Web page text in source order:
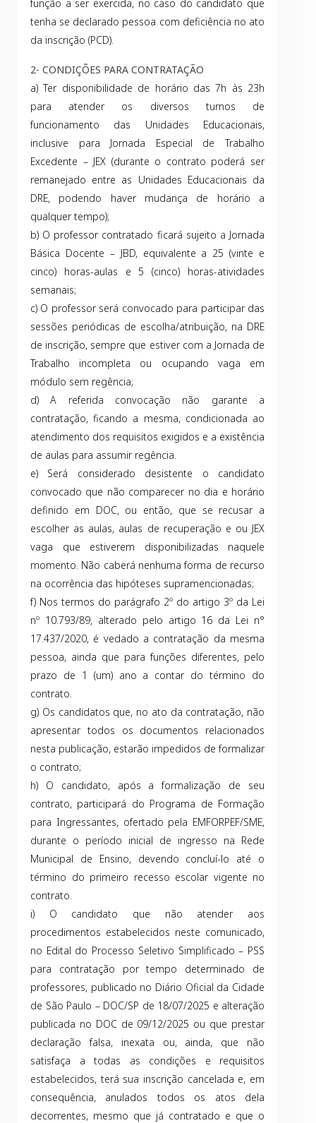
função a ser exercida, no caso do candidato que
tenha se declarado pessoa com deficiência no ato
da inscrição (PCD).
2- CONDIÇÕES PARA CONTRATAÇÃO
a) Ter disponibilidade de horário das 7h às 23h
para atender os diversos turnos de
funcionamento das Unidades Educacionais,
inclusive para Jornada Especial de Trabalho
Excedente – JEX (durante o contrato poderá ser
remanejado entre as Unidades Educacionais da
DRE, podendo haver mudança de horário a
qualquer tempo);
b) O professor contratado ficará sujeito a Jornada
Básica Docente – JBD, equivalente a 25 (vinte e
cinco) horas-aulas e 5 (cinco) horas-atividades
semanais;
c) O professor será convocado para participar das
sessões periódicas de escolha/atribuição, na DRE
de inscrição, sempre que estiver com a Jornada de
Trabalho incompleta ou ocupando vaga em
módulo sem regência;
d) A referida convocação não garante a
contratação, ficando a mesma, condicionada ao
atendimento dos requisitos exigidos e a existência
de aulas para assumir regência.
e) Será considerado desistente o candidato
convocado que não comparecer no dia e horário
definido em DOC, ou então, que se recusar a
escolher as aulas, aulas de recuperação e ou JEX
vaga que estiverem disponibilizadas naquele
momento. Não caberá nenhuma forma de recurso
na ocorrência das hipóteses supramencionadas;
f) Nos termos do parágrafo 2º do artigo 3º da Lei
nº 10.793/89, alterado pelo artigo 16 da Lei n°
17.437/2020, é vedado a contratação da mesma
pessoa, ainda que para funções diferentes, pelo
prazo de 1 (um) ano a contar do término do
contrato.
g) Os candidatos que, no ato da contratação, não
apresentar todos os documentos relacionados
nesta publicação, estarão impedidos de formalizar
o contrato;
h) O candidato, após a formalização de seu
contrato, participará do Programa de Formação
para Ingressantes, ofertado pela EMFORPEF/SME,
durante o período inicial de ingresso na Rede
Municipal de Ensino, devendo concluí-lo até o
término do primeiro recesso escolar vigente no
contrato.
i) O candidato que não atender aos
procedimentos estabelecidos neste comunicado,
no Edital do Processo Seletivo Simplificado – PSS
para contratação por tempo determinado de
professores, publicado no Diário Oficial da Cidade
de São Paulo – DOC/SP de 18/07/2025 e alteração
publicada no DOC de 09/12/2025 ou que prestar
declaração falsa, inexata ou, ainda, que não
satisfaça a todas as condições e requisitos
estabelecidos, terá sua inscrição cancelada e, em
consequência, anulados todos os atos dela
decorrentes, mesmo que já contratado e que o